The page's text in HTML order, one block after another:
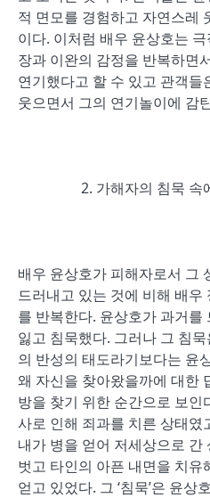
적 면모를 경험하고 자연스레
이다. 이처럼 배우 윤상호는
장과 이완의 감정을 반복하면
연기했다고 할 수 있고 관객
웃으면서 그의 연기놀이에 감
가해자의 침묵 속
배우 윤상호가 피해자로서 그
드러내고 있는 것에 비해 배우
를 반복한다. 윤상호가 과거
잃고 침묵했다. 그러나 그 침
의 반성의 태도라기보다는 윤
왜 자신을 찾아왔을까에 대한
방을 찾기 위한 순간으로 보인
사로 인해 죄과를 치른 상태
내가 병을 얻어 저세상으로
벗고 타인의 아픈 내면을 치
얻고 있었다. 그 ‘침묵’은 윤상